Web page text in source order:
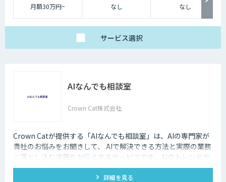
月額30万円~ なし なし
サービス選択
AIなんでも相談室
Crown Cat株式会社
Crown Catが提供する「AIなんでも相談室」は、AIの専門家が
貴社のお悩みをお聞きして、 AIで解決できる方法と実際の業務
に落とし込む道筋をお伝えするサービスです。AIのトレンドや
最新の事例はもちろん、自社にあった活用を安価にクイックに
詳細を見る